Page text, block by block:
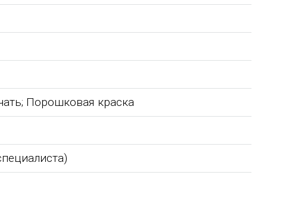
Порошковая краска